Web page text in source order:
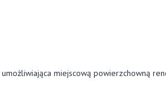
miejscową powierzchowną